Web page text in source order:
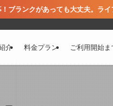
も大丈夫​。​ライフスタイルに合わ
介 料金プラン ご利用開始